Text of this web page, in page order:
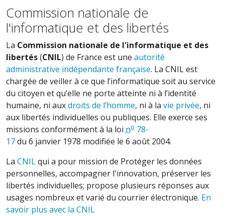
Commission nationale de
l'informatique et des libertés
La Commission nationale de l'informatique et des
libertés(CNIL) de France est une autorité
administrative indépendante française. La CNIL est
chargée de veiller à ce que l’informatique soit au service
du citoyen et qu’elle ne porte atteinte ni à l’identité
humaine, ni auxdroits de l’homme, ni à la vie privée, ni
aux libertés individuelles ou publiques. Elle exerce ses
missions conformément à la loi no 78-
17du 6 janvier 1978 modifiée le 6 août 2004.
La CNILqui a pour mission de Protéger les données
personnelles, accompagner l'innovation, préserver les
libertés individuelles; propose plusieurs réponses aux
usages nombreux et varié du courrier électronique. En
savoir plus avec la CNIL